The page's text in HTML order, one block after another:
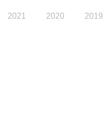
2021 2020 2019